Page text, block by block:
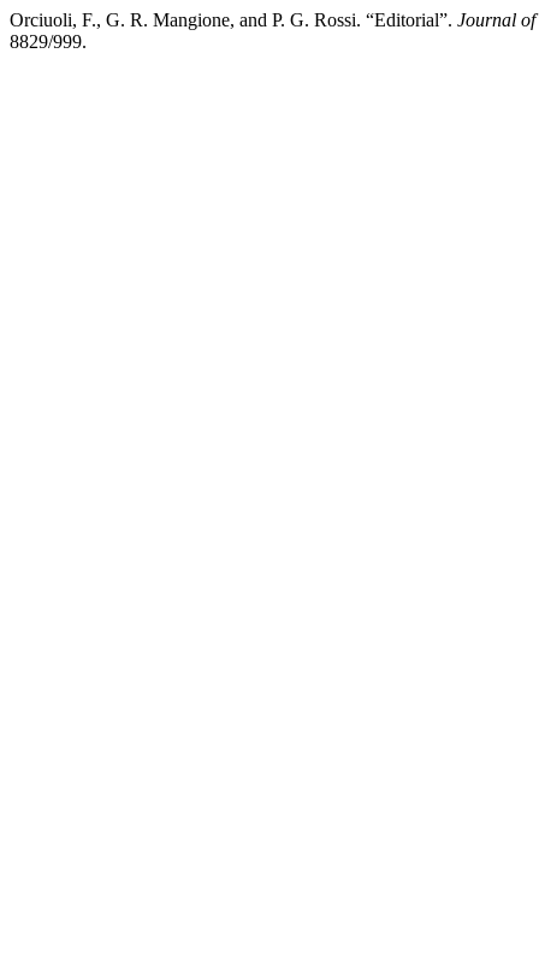
Orciuoli, F., G. R. Mangione, and P. G. Rossi. “Editorial”. Journal of
8829/999.